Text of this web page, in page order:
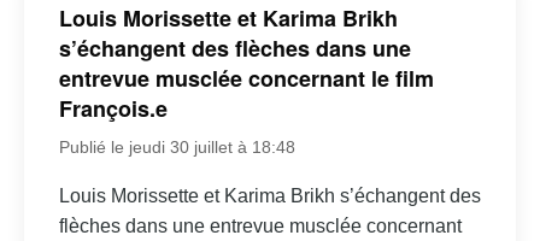
Louis Morissette et Karima Brikh
s’échangent des flèches dans une
entrevue musclée concernant le film
François.e
Publié le jeudi 30 juillet à 18:48
Louis Morissette et Karima Brikh s’échangent des
flèches dans une entrevue musclée concernant